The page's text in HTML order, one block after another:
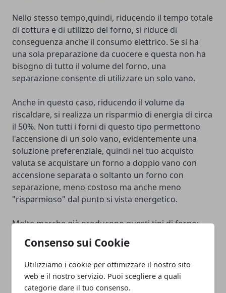
Consenso sui Cookie
Utilizziamo i cookie per ottimizzare il nostro sito
web e il nostro servizio. Puoi scegliere a quali
categorie dare il tuo consenso.
Nello stesso tempo,quindi, riducendo il tempo totale
di cottura e di utilizzo del forno, si riduce di
conseguenza anche il consumo elettrico. Se si ha
una sola preparazione da cuocere e questa non ha
bisogno di tutto il volume del forno, una
separazione consente di utilizzare un solo vano.
Anche in questo caso, riducendo il volume da
riscaldare, si realizza un risparmio di energia di circa
il 50%. Non tutti i forni di questo tipo permettono
l'accensione di un solo vano, evidentemente una
soluzione preferenziale, quindi nel tuo acquisto
valuta se acquistare un forno a doppio vano con
accensione separata o soltanto un forno con
separazione, meno costoso ma anche meno
"risparmioso" dal punto si vista energetico.
Molte marche già producono questi tipi di forno:
potrai trovare anche a prezzi più convenienti.